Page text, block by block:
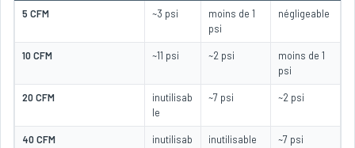
5 CFM ~3 psi
moins de 1
psi
négligeable
10 CFM ~11 psi ~2 psi
moins de 1
psi
20 CFM
inutilisab
le
~7 psi ~2 psi
40 CFM
inutilisab
inutilisable ~7 psi